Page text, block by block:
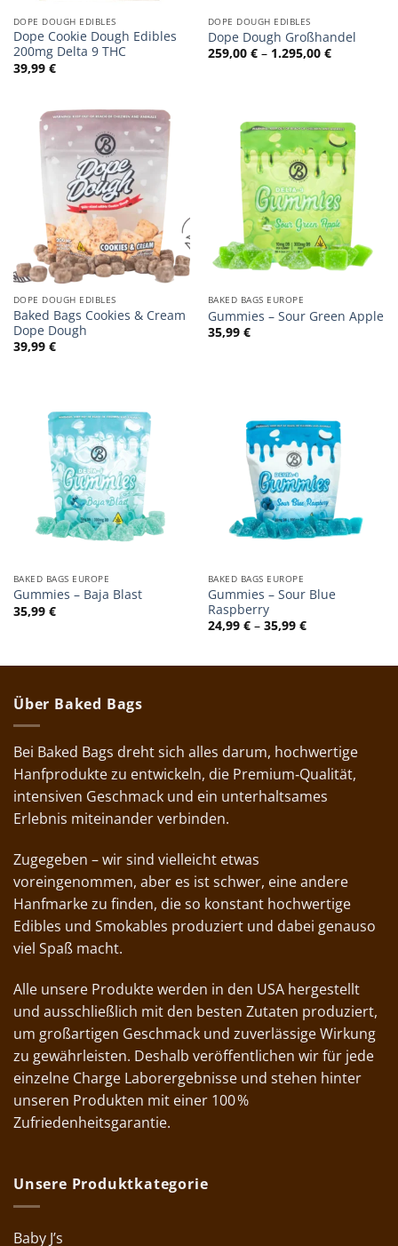
DOPE DOUGH EDIBLES
Dope Cookie Dough Edibles
200mg Delta 9 THC
39,99 €
DOPE DOUGH EDIBLES
Dope Dough Großhandel
259,00 € – 1.295,00 €
DOPE DOUGH EDIBLES
Baked Bags Cookies & Cream
Dope Dough
39,99 €
BAKED BAGS EUROPE
Gummies – Sour Green Apple
35,99 €
BAKED BAGS EUROPE
Gummies – Baja Blast
35,99 €
BAKED BAGS EUROPE
Gummies – Sour Blue
Raspberry
24,99 € – 35,99 €Preisspanne:
24,99 €
Über Baked Bags
Bei Baked Bags dreht sich alles darum, hochwertige
Hanfprodukte zu entwickeln, die Premium‑Qualität,
intensiven Geschmack und ein unterhaltsames
Erlebnis miteinander verbinden.
Zugegeben – wir sind vielleicht etwas
voreingenommen, aber es ist schwer, eine andere
Hanfmarke zu finden, die so konstant hochwertige
Edibles und Smokables produziert und dabei genauso
viel Spaß macht.
Alle unsere Produkte werden in den USA hergestellt
und ausschließlich mit den besten Zutaten produziert,
um großartigen Geschmack und zuverlässige Wirkung
zu gewährleisten. Deshalb veröffentlichen wir für jede
einzelne Charge Laborergebnisse und stehen hinter
unseren Produkten mit einer 100 %
Zufriedenheitsgarantie.
Unsere Produktkategorie
Baby J’s